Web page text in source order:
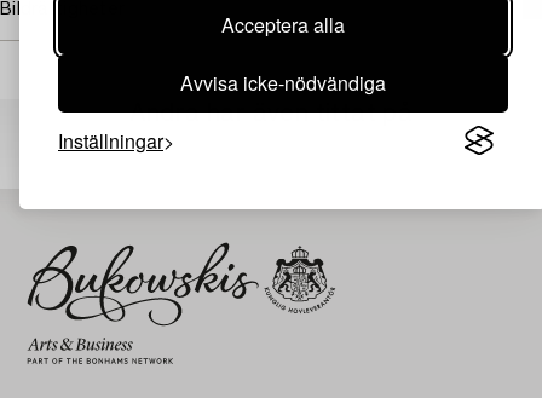
Acceptera alla
Avvisa icke-nödvändiga
Inställningar
Bildrättigheter
Andra har även tittat på